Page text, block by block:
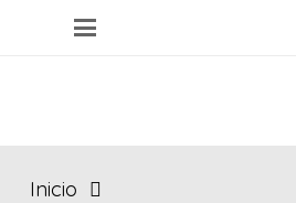
Inicio